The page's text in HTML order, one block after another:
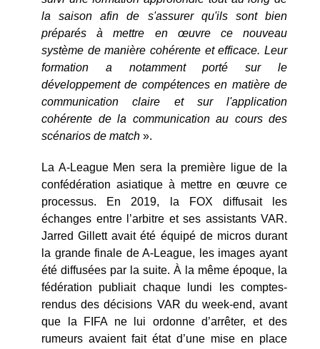
la saison afin de s'assurer qu'ils sont bien
préparés à mettre en œuvre ce nouveau
système de manière cohérente et efficace. Leur
formation a notamment porté sur le
développement de compétences en matière de
communication claire et sur l'application
cohérente de la communication au cours des
scénarios de match ».
La A-League Men sera la première ligue de la
confédération asiatique à mettre en œuvre ce
processus. En 2019, la FOX diffusait les
échanges entre l’arbitre et ses assistants VAR.
Jarred Gillett avait été équipé de micros durant
la grande finale de A-League, les images ayant
été diffusées par la suite. À la même époque, la
fédération publiait chaque lundi les comptes-
rendus des décisions VAR du week-end, avant
que la FIFA ne lui ordonne d’arrêter, et des
rumeurs avaient fait état d’une mise en place